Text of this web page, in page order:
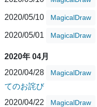
2020/05/10 MagicalDraw
2020/05/01 MagicalDraw
2020年 04月
2020/04/28
MagicalDraw
てのお詫び
2020/04/22
MagicalDraw